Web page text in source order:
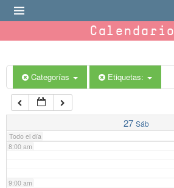
Calendario
Categorías Etiquetas:
27 Sáb
Todo el día
6:00 am
7:00 am
8:00 am
9:00 am